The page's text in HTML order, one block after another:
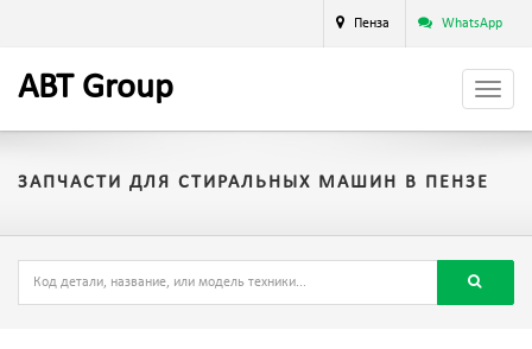
Пенза WhatsApp
ABT Group
ЗАПЧАСТИ ДЛЯ СТИРАЛЬНЫХ МАШИН В ПЕНЗЕ